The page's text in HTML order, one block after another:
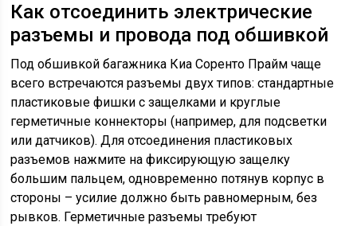
Как отсоединить электрические
разъемы и провода под обшивкой
Под обшивкой багажника Киа Соренто Прайм чаще
всего встречаются разъемы двух типов: стандартные
пластиковые фишки с защелками и круглые
герметичные коннекторы (например, для подсветки
или датчиков). Для отсоединения пластиковых
разъемов нажмите на фиксирующую защелку
большим пальцем, одновременно потянув корпус в
стороны – усилие должно быть равномерным, без
рывков. Герметичные разъемы требуют